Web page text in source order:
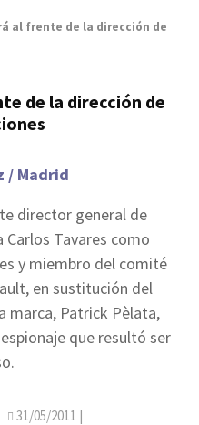
al frente de la dirección de
de la dirección de
/ Madrid
director general de
Carlos Tavares como
y miembro del comité
en sustitución del
marca, Patrick Pèlata,
que resultó ser
31/05/2011 |